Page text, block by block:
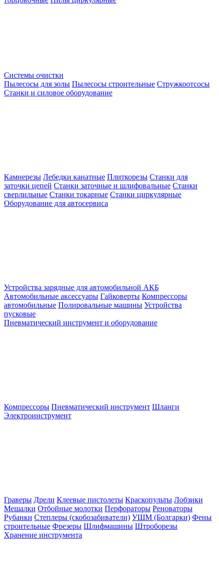
Системы очистки
Пылесосы для золы Пылесосы строительные Стружкоотсосы
Станки и силовое оборудование
Камнерезы Лебедки канатные Плиткорезы Станки для
заточки цепей Станки заточные и шлифовальные Станки
сверлильные Станки токарные Станки циркулярные
Оборудование для автосервиса
Устройства зарядные для автомобильной АКБ
Автомобильные аксессуары Гайковерты Компрессоры
автомобильные Полировальные машины Устройства
пусковые
Пневматический инструмент и оборудование
Компрессоры Пневматический инструмент Шланги
Электроинструмент
Граверы Дрели Клеевые пистолеты Краскопульты Лобзики
Мешалки Отбойные молотки Перфораторы Реноваторы
Рубанки Степлеры (скобозабиватели) УШМ (Болгарки) Фены
строительные Фрезеры Шлифмашины Штроборезы
Хранение инструмента